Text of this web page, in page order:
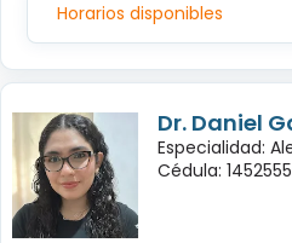
Horarios disponibles
Dr. Daniel
Especialidad:
Cédula: